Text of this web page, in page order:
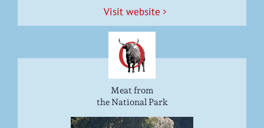
Vis­it website
Meat from
the National Park